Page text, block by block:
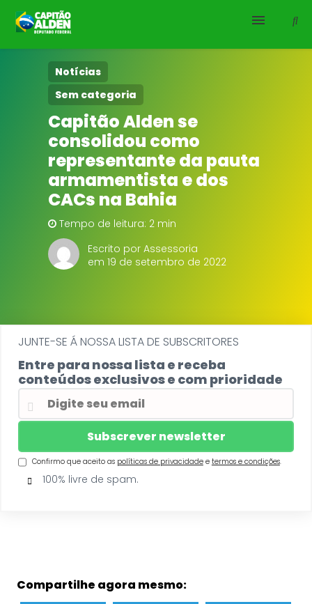
HOME
NOTÍCIAS
BIOGRAFIA
DOWNLOADS
PROJETOS
Notícias
Sem categoria
Capitão Alden se
consolidou como
representante da pauta
armamentista e dos
CACs na Bahia
Tempo de leitura: 2 min
Escrito por Assessoria
em 19 de setembro de 2022
JUNTE-SE Á NOSSA LISTA DE SUBSCRITORES
Entre para nossa lista e receba
conteúdos exclusivos e com prioridade
Confirmo que aceito as políticas de privacidadee termos e condições.
100% livre de spam.
Compartilhe agora mesmo: